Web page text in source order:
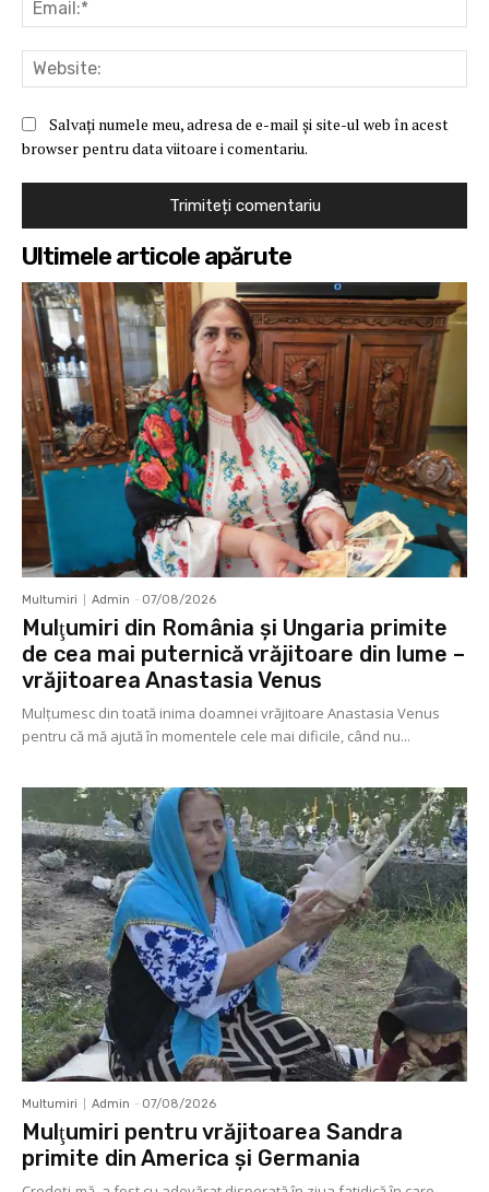
Salvați numele meu, adresa de e-mail și site-ul web în acest
browser pentru data viitoare i comentariu.
Ultimele articole apărute
Multumiri Admin - 07/08/2026
Mulţumiri din România și Ungaria primite
de cea mai puternică vrăjitoare din lume –
vrăjitoarea Anastasia Venus
Mulţumesc din toată inima doamnei vrăjitoare Anastasia Venus
pentru că mă ajută în momentele cele mai dificile, când nu...
Multumiri Admin - 07/08/2026
Mulţumiri pentru vrăjitoarea Sandra
primite din America și Germania